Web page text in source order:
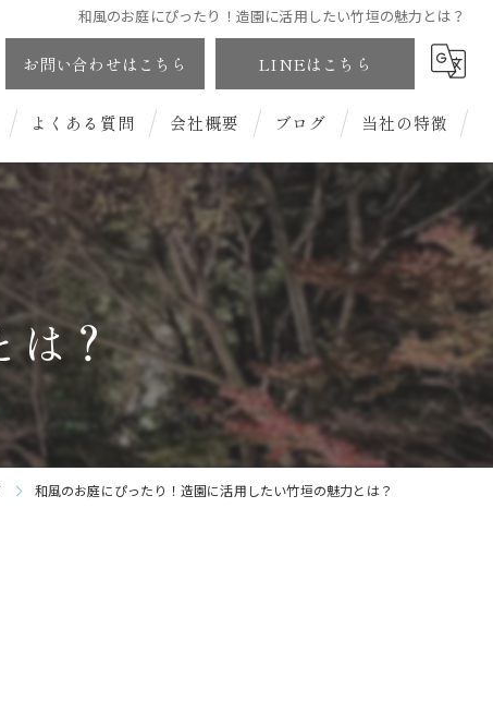
和風のお庭にぴったり！造園に活用したい竹垣の魅力とは？
お問い合わせはこちら LINEはこちら
よくある質問 会社概要 ブログ 当社の特徴
和風庭園
洋風庭園
は？
和風のお庭にぴったり！造園に活用したい竹垣の魅力とは？